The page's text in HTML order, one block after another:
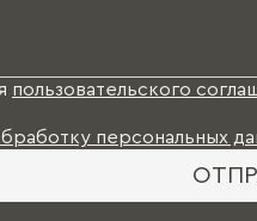
пользовательского
персональных